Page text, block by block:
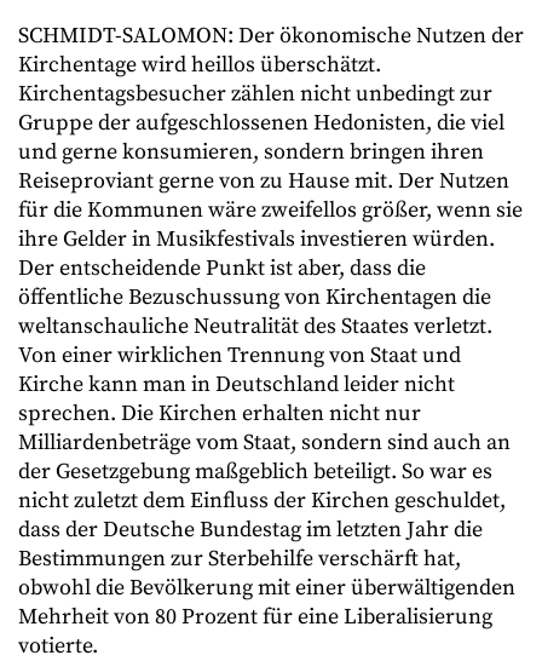
SCHMIDT-SALOMON: Der ökonomische Nutzen der
Kirchentage wird heillos überschätzt.
Kirchentagsbesucher zählen nicht unbedingt zur
Gruppe der aufgeschlossenen Hedonisten, die viel
und gerne konsumieren, sondern bringen ihren
Reiseproviant gerne von zu Hause mit. Der Nutzen
für die Kommunen wäre zweifellos größer, wenn sie
ihre Gelder in Musikfestivals investieren würden.
Der entscheidende Punkt ist aber, dass die
öffentliche Bezuschussung von Kirchentagen die
weltanschauliche Neutralität des Staates verletzt.
Von einer wirklichen Trennung von Staat und
Kirche kann man in Deutschland leider nicht
sprechen. Die Kirchen erhalten nicht nur
Milliardenbeträge vom Staat, sondern sind auch an
der Gesetzgebung maßgeblich beteiligt. So war es
nicht zuletzt dem Einfluss der Kirchen geschuldet,
dass der Deutsche Bundestag im letzten Jahr die
Bestimmungen zur Sterbehilfe verschärft hat,
obwohl die Bevölkerung mit einer überwältigenden
Mehrheit von 80 Prozent für eine Liberalisierung
votierte.